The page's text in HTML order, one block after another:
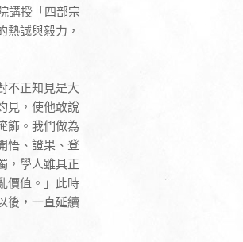
講授「四部宗
熱誠與毅力，
不正知見是大
見，使他敢說
飾。我們做為
悟、證果、登
，學人雖具正
價值。」此時
後，一直延續